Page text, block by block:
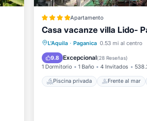
Apartamento
Casa vacanze villa Lido-
L'Aquila · Paganica 0.53 mi al centro
9.8 Excepcional(28 Reseñas)
1 Dormitorio 1 Baño 4 Invitados
Piscina privada Frente al mar
Piscina privada
Desayuno